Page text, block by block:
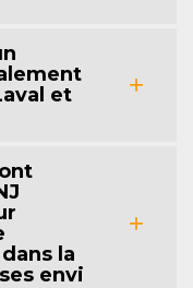
et
la
envi